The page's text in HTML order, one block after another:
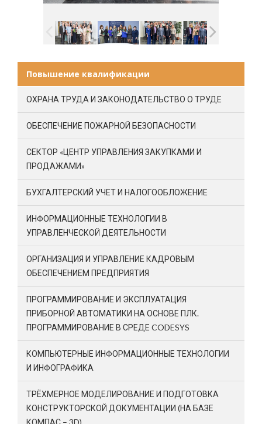
Повышение квалификации
ОХРАНА ТРУДА И ЗАКОНОДАТЕЛЬСТВО О ТРУДЕ
ОБЕСПЕЧЕНИЕ ПОЖАРНОЙ БЕЗОПАСНОСТИ
СЕКТОР «ЦЕНТР УПРАВЛЕНИЯ ЗАКУПКАМИ И
ПРОДАЖАМИ»
БУХГАЛТЕРСКИЙ УЧЕТ И НАЛОГООБЛОЖЕНИЕ
ИНФОРМАЦИОННЫЕ ТЕХНОЛОГИИ В
УПРАВЛЕНЧЕСКОЙ ДЕЯТЕЛЬНОСТИ
ОРГАНИЗАЦИЯ И УПРАВЛЕНИЕ КАДРОВЫМ
ОБЕСПЕЧЕНИЕМ ПРЕДПРИЯТИЯ
ПРОГРАММИРОВАНИЕ И ЭКСПЛУАТАЦИЯ
ПРИБОРНОЙ АВТОМАТИКИ НА ОСНОВЕ ПЛК.
ПРОГРАММИРОВАНИЕ В СРЕДЕ CODESYS
КОМПЬЮТЕРНЫЕ ИНФОРМАЦИОННЫЕ ТЕХНОЛОГИИ
И ИНФОГРАФИКА
ТРЁХМЕРНОЕ МОДЕЛИРОВАНИЕ И ПОДГОТОВКА
КОНСТРУКТОРСКОЙ ДОКУМЕНТАЦИИ (НА БАЗЕ
КОМПАС – 3D)